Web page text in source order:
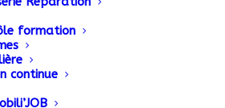
formation
continue